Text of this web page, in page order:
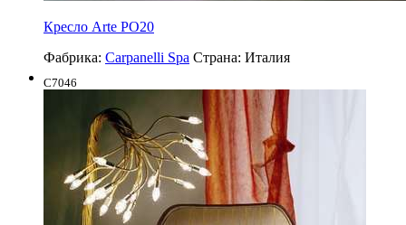
Кресло Arte PO20
Фабрика: Carpanelli Spa Страна: Италия
C7046